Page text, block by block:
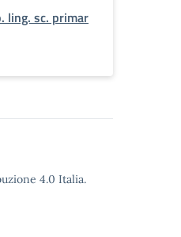
ling. sc. primar
4.0 Italia.